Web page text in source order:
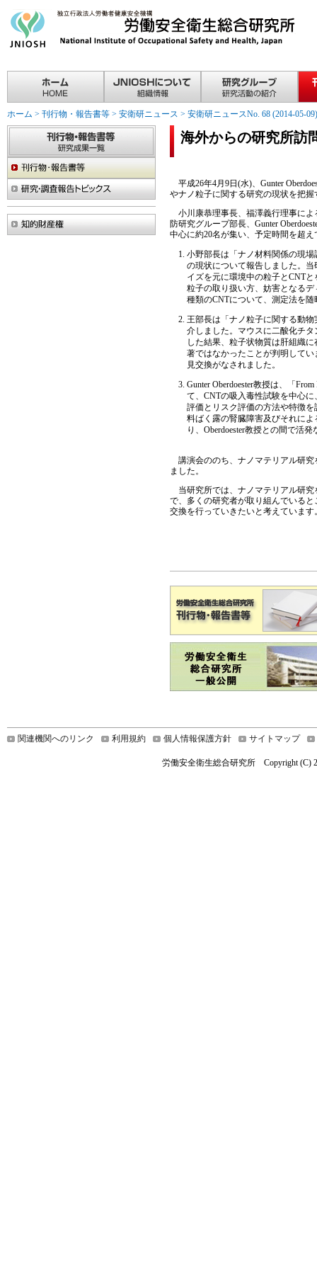
ホーム > 刊行物・報告書等 > 安衛研ニュース > 安衛研ニュースNo. 68 (2014-05-09)
海外からの研究所訪
平成26年4月9日(水)、Gunter
やナノ粒子に関する研究の現状を把
小川康恭理事長、福澤義行理事によ
防研究グループ部長、Gunter
中心に約20名が集い、予定時間を超
小野部長は「ナノ材料関係の現
の現状について報告しました。
イズを元に環境中の粒子とCNT
粒子の取り扱い方、妨害となる
種類のCNTについて、測定法を
王部長は「ナノ粒子に関する動
介しました。マウスに二酸化チ
した結果、粒子状物質は肝組織
著ではなかったことが判明して
見交換がなされました。
Gunter Oberdoester教授は、「
て、CNTの吸入毒性試験を中心
評価とリスク評価の方法や特徴
料ばく露の腎臓障害及びそれに
り、Oberdoester教授との間で活
講演会ののち、ナノマテリアル研究
ました。
当研究所では、ナノマテリアル研究
で、多くの研究者が取り組んでいる
交換を行っていきたいと考えています
関連機関へのリンク 利用規約 個人情報保護方針 サイトマップ
労働安全衛生総合研究所 Copyright (C)